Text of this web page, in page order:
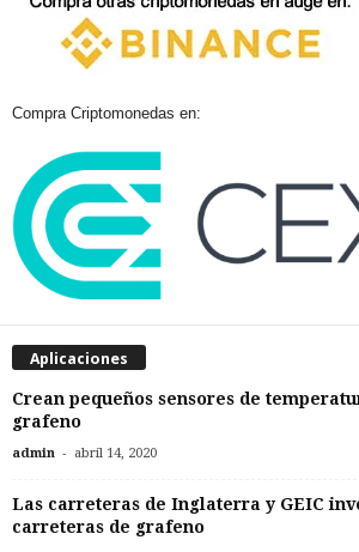
Compra Criptomonedas en:
Aplicaciones
Crean pequeños sensores de
grafeno
admin - abril 14, 2020
Las carreteras de Inglaterra y GEIC
carreteras de grafeno